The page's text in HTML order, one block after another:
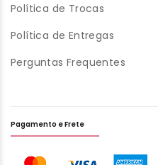
Política de Trocas
Política de Entregas
Perguntas Frequentes
Pagamento e Frete